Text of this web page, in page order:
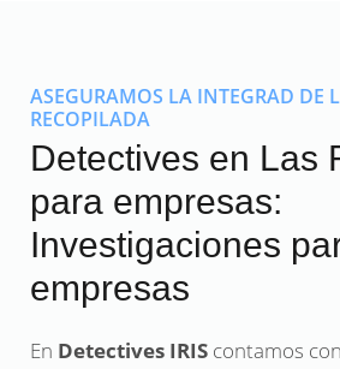
ASEGURAMOS LA INTEGRAD DE
RECOPILADA
Detectives en Las
para empresas:
Investigaciones
empresas
En Detectives IRIS contamos